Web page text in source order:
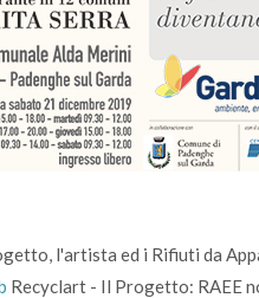
l'artista ed i Rifiuti da
Recyclart - Il Progetto: RAEE